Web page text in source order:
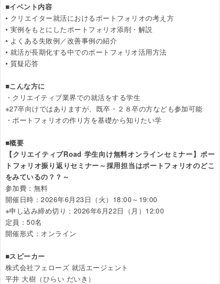
■イベント内容
• クリエイター就活におけるポートフォリオの考え方
• 実例をもとにしたポートフォリオ添削・解説
• よくある失敗例／改善事例の紹介
• 就活が長期化する中でのポートフォリオ活用方法
• 質疑応答
■こんな方に
・クリエイティブ業界での就活をする学生
※27卒向けではありますが、既卒・２８卒の方なども参加可能
・ポートフォリオの作り方を基礎から知りたい学
■概要
【クリエイティブRoad 学生向け無料オンラインセミナー】ポー
トフォリオ振り返りセミナー～採用担当はポートフォリオのどこ
をみているの？？～
参加費：無料
開催日時：2026年6月23日（火）18:00～19:00
※申し込み締め切り：2026年6月22日（月）12:00
定員：50名
開催形式：オンライン
■スピーカー
株式会社フェローズ 就活エージェント
平井 大樹（ひらい だいき）